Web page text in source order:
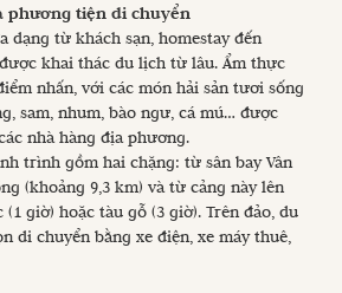
phương tiện di chuyển
dạng từ khách sạn, homestay đến
khai thác du lịch từ lâu. Ẩm thực
nhấn, với các món hải sản tươi sống
sam, nhum, bào ngư, cá mú… được
nhà hàng địa phương.
trình gồm hai chặng: từ sân bay Vân
(khoảng 9,3 km) và từ cảng này lên
giờ) hoặc tàu gỗ (3 giờ). Trên đảo, du
di chuyển bằng xe điện, xe máy thuê,